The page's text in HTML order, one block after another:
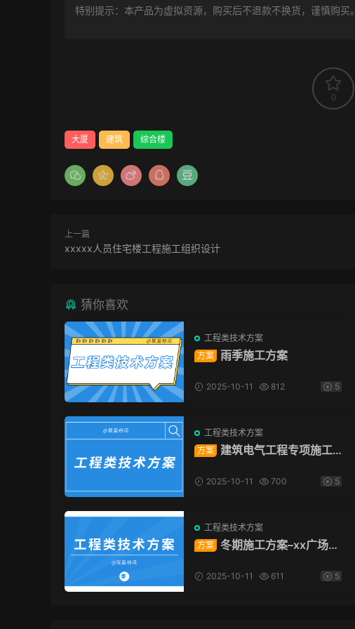
特别提示：本产品为虚拟资源，购买后不退款不换货，谨慎购买。
0
大厦 建筑 综合楼
上一篇
xxxxx人员住宅楼工程施工组织设计
猜你喜欢
工程类技术方案
方案 雨季施工方案
2025-10-11 812 5
工程类技术方案
方案
建筑电气工程专项施工
2025-10-11 700 5
工程类技术方案
方案 冬期施工方案–xx广场项
2025-10-11 611 5